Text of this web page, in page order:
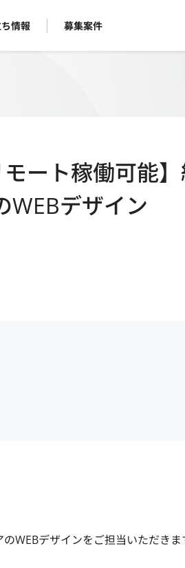
情報 募集案件
ート稼働可能
WEBデザイン
WEBデザインをご担当いただきま